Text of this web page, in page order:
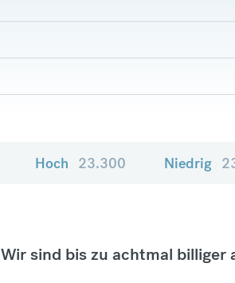
Hoch 23.300 Niedrig
Wir sind bis zu achtmal billiger